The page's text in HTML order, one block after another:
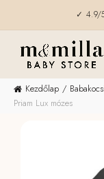
✓ 4.9/
Kezdőlap Babakocsi
Priam Lux mózes